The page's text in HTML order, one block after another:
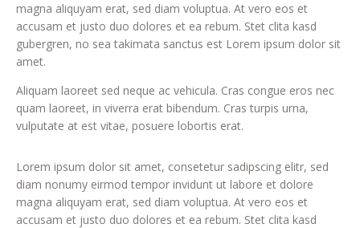
magna aliquyam erat, sed diam voluptua. At vero eos et
accusam et justo duo dolores et ea rebum. Stet clita kasd
gubergren, no sea takimata sanctus est Lorem ipsum dolor sit
amet.
Aliquam laoreet sed neque ac vehicula. Cras congue eros nec
quam laoreet, in viverra erat bibendum. Cras turpis urna,
vulputate at est vitae, posuere lobortis erat.
Lorem ipsum dolor sit amet, consetetur sadipscing elitr, sed
diam nonumy eirmod tempor invidunt ut labore et dolore
magna aliquyam erat, sed diam voluptua. At vero eos et
accusam et justo duo dolores et ea rebum. Stet clita kasd